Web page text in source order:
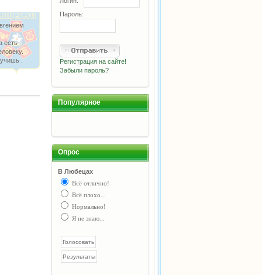
есть
.
Пароль:
Регистрация на сайте!
Забыли пароль?
Популярное
Опрос
В Любецах
Всё отлично!
Всё плохо...
Нормально!
Я не знаю...